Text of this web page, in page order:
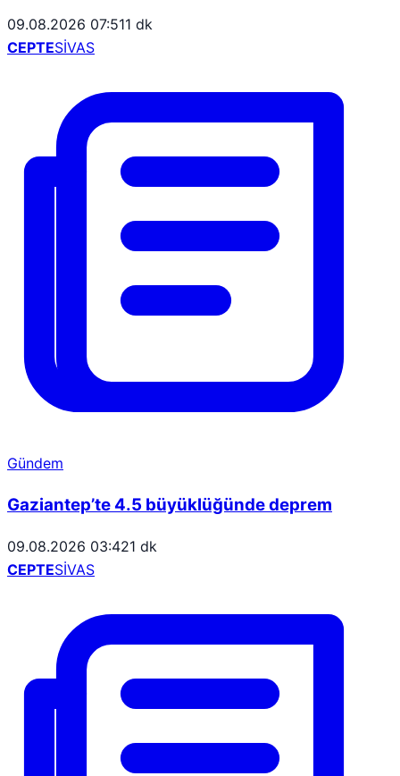
09.08.2026 07:511 dk
CEPTESİVAS
Gündem
Gaziantep’te 4.5 büyüklüğünde deprem
09.08.2026 03:421 dk
CEPTESİVAS